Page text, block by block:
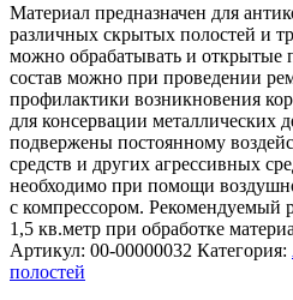
Материал предназначен для
различных скрытых полостей и
можно обрабатывать и открытые
состав можно при проведении
профилактики возникновения
для консервации металлических
подвержены постоянному
средств и других агрессивных
необходимо при помощи
с компрессором. Рекомендуемый
1,5 кв.метр при обработке
Артикул: 00-00000032 Категория:
полостей